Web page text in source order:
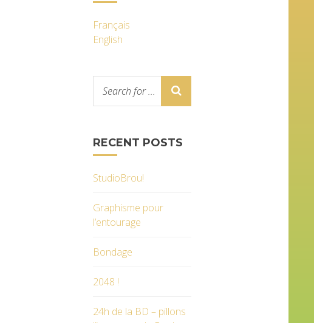
Français
English
RECENT POSTS
StudioBrou!
Graphisme pour
l’entourage
Bondage
2048 !
24h de la BD – pillons